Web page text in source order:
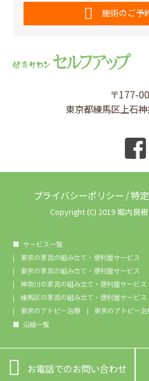
〒177-
東京都練馬区上石
施術のご予
プライバシーポリシー /特
Copyright (C) 2019 堀内良
サービス一覧
東京の家具の組み立て・便利屋サービス
東京の家具の組み立て・便利屋サービス
神奈川の家具の組み立て・便利屋サービス
練馬区の家具の組み立て・便利屋サービス
東京のアトピー治療
東京のアトピー治
沿線一覧
 お電話でのお問い合わせ